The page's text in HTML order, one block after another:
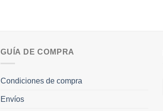
GUÍA DE COMPRA
Condiciones de compra
Envíos